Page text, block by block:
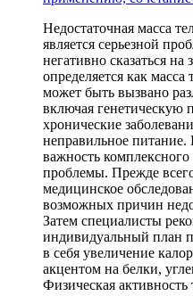
Недостаточная масса
является серьезной
негативно сказаться на
определяется как
может быть вызвано
включая генетическую
хронические
неправильное
важность
проблемы. Прежде
медицинское
возможных причин
Затем специалисты
индивидуальный план
в себя увеличение
акцентом на белки,
Физическая